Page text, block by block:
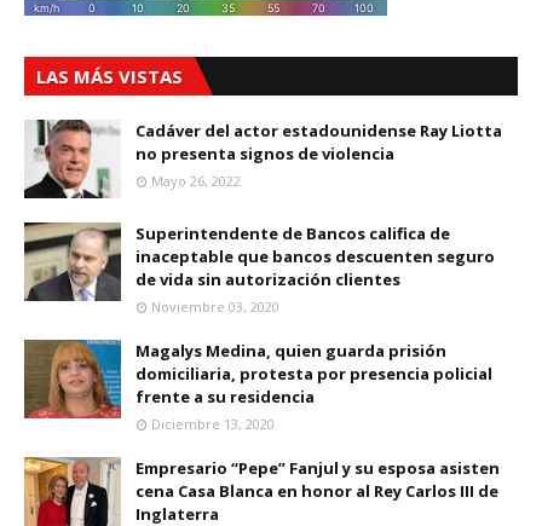
LAS MÁS VISTAS
Cadáver del actor estadounidense Ray Liotta
no presenta signos de violencia
Mayo 26, 2022
Superintendente de Bancos califica de
inaceptable que bancos descuenten seguro
de vida sin autorización clientes
Noviembre 03, 2020
Magalys Medina, quien guarda prisión
domiciliaria, protesta por presencia policial
frente a su residencia
Diciembre 13, 2020
Empresario “Pepe” Fanjul y su esposa asisten
cena Casa Blanca en honor al Rey Carlos III de
Inglaterra